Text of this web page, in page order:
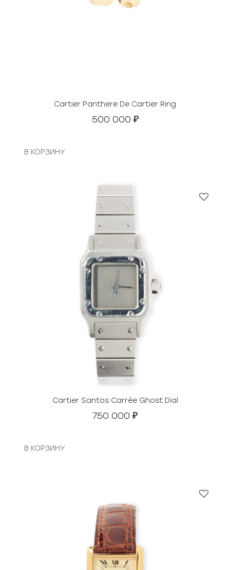
Cartier Panthere De Cartier Ring
500 000 ₽
В КОРЗИНУ
Cartier Santos Carrée Ghost Dial
750 000 ₽
В КОРЗИНУ